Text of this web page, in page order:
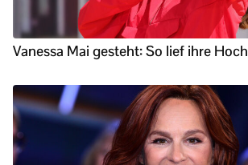
Vanessa Mai gesteht: So lief ihre